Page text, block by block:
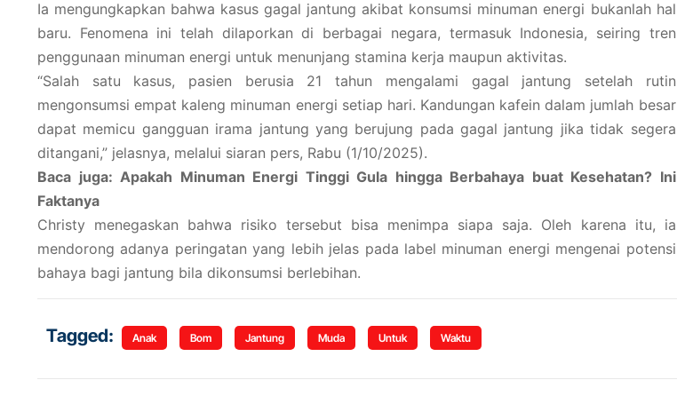
Ia mengungkapkan bahwa kasus gagal jantung akibat konsumsi minuman energi bukanlah hal
baru. Fenomena ini telah dilaporkan di berbagai negara, termasuk Indonesia, seiring tren
penggunaan minuman energi untuk menunjang stamina kerja maupun aktivitas.
“Salah satu kasus, pasien berusia 21 tahun mengalami gagal jantung setelah rutin
mengonsumsi empat kaleng minuman energi setiap hari. Kandungan kafein dalam jumlah besar
dapat memicu gangguan irama jantung yang berujung pada gagal jantung jika tidak segera
ditangani,” jelasnya, melalui siaran pers, Rabu (1/10/2025).
Baca juga: Apakah Minuman Energi Tinggi Gula hingga Berbahaya buat Kesehatan? Ini
Faktanya
Christy menegaskan bahwa risiko tersebut bisa menimpa siapa saja. Oleh karena itu, ia
mendorong adanya peringatan yang lebih jelas pada label minuman energi mengenai potensi
bahaya bagi jantung bila dikonsumsi berlebihan.
Tagged: Anak Bom Jantung Muda Untuk Waktu